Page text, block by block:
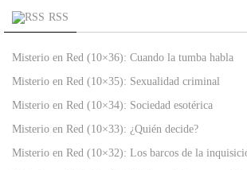
RSS
Misterio en Red (10×36): Cuando la tumba habla
Misterio en Red (10×35): Sexualidad criminal
Misterio en Red (10×34): Sociedad esotérica
Misterio en Red (10×33): ¿Quién decide?
Misterio en Red (10×32): Los barcos de la